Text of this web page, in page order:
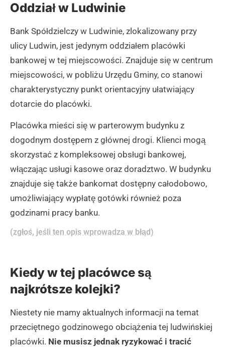
Oddział w Ludwinie
Bank Spółdzielczy w Ludwinie, zlokalizowany przy
ulicy Ludwin, jest jedynym oddziałem placówki
bankowej w tej miejscowości. Znajduje się w centrum
miejscowości, w pobliżu Urzędu Gminy, co stanowi
charakterystyczny punkt orientacyjny ułatwiający
dotarcie do placówki.
Placówka mieści się w parterowym budynku z
dogodnym dostępem z głównej drogi. Klienci mogą
skorzystać z kompleksowej obsługi bankowej,
włączając usługi kasowe oraz doradztwo. W budynku
znajduje się także bankomat dostępny całodobowo,
umożliwiający wypłatę gotówki również poza
godzinami pracy banku.
(zgłoś, jeśli ten opis wprowadza w błąd)
Kiedy w tej placówce są
najkrótsze kolejki?
Niestety nie mamy aktualnych informacji na temat
przeciętnego godzinowego obciążenia tej ludwińskiej
placówki. Nie musisz jednak ryzykować i tracić